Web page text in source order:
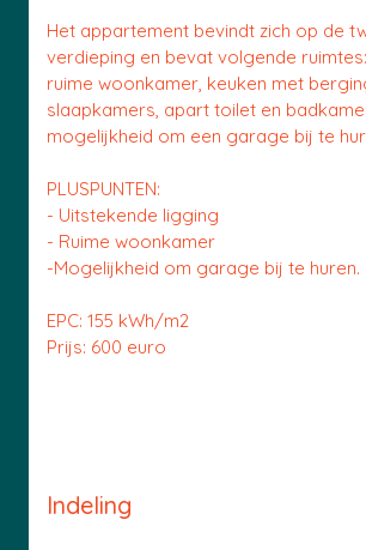
Het appartement bevindt zich op de
verdieping en bevat volgende
ruime woonkamer, keuken met
slaapkamers, apart toilet en
mogelijkheid om een garage bij te
PLUSPUNTEN:
- Uitstekende ligging
- Ruime woonkamer
-Mogelijkheid om garage bij te huren.
EPC: 155 kWh/m2
Prijs: 600 euro
Indeling